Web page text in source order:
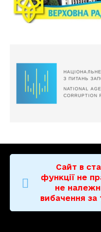
Сайт в
функції не
не
вибачення за